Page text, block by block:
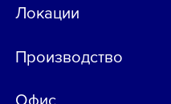
Локации
Производство
Офис